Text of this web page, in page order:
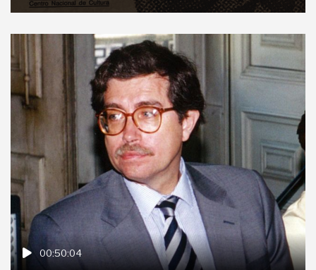
00:50:04